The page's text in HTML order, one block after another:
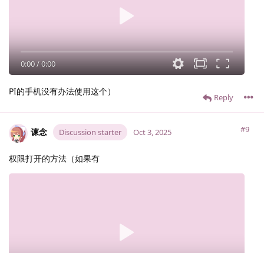
0:00/0:00
PI的手机没有办法使用这个）
Reply
谏念 Discussion starter #9
Oct 3, 2025
权限打开的方法（如果有